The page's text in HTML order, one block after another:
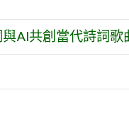
AI共創當代詩詞歌